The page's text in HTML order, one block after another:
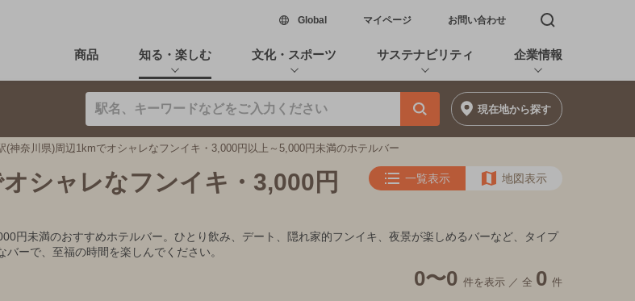
Global新しいウィンドウで開く
マイページ お問い合わせ 検索窓を開く
商品 知る・楽しむ 文化・スポーツ サステナビリティ 企業情報
現在地から探す
(神奈川県)周辺1kmでオシャレなフンイキ・3,000円以上～5,000円未満のホテルバー
シャレなフンイキ・3,000円
一覧表示 地図表示
円未満のおすすめホテルバー。ひとり飲み、デート、隠れ家的フンイキ、夜景が楽しめるバーなど、タイプ
ーで、至福の時間を楽しんでください。
0〜0 件を表示 ／ 全 0 件